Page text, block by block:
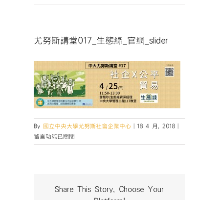
尤努斯講堂017_生態綠_官網_slider
By 國立中央大學尤努斯社會企業中心 18 4 月, 2018
努
留言功能已關閉
Share This Story, Choose Your